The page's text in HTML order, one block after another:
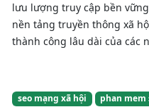
lưu lượng truy cập bền
nền tảng truyền thông xã
thành công lâu dài của các
seo mạng xã hội phan mem